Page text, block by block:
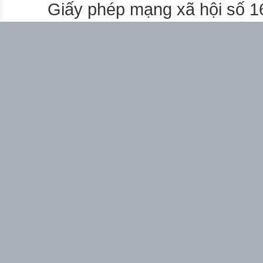
Giấy phép mạng xã hội số